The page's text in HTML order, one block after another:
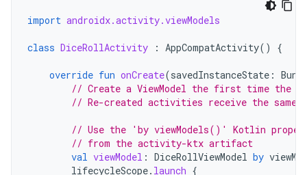
import androidx.activity.viewModels
class DiceRollActivity : AppCompatActivity() {
override fun onCreate(savedInstanceState :
// Create a ViewModel the first time the
// Re-created activities receive the same
// Use the 'by viewModels()' Kotlin
// from the activity-ktx artifact
val viewModel : DiceRollViewModel by
lifecycleScope. launch {